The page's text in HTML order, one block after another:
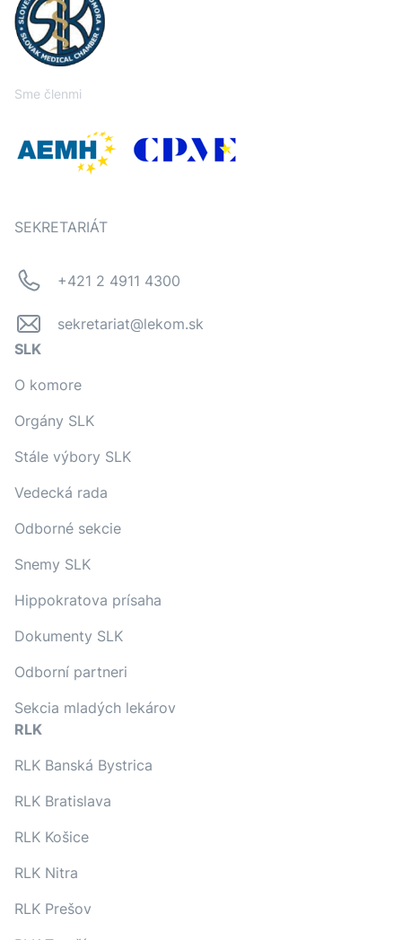
Sme členmi
SEKRETARIÁT
+421 2 4911 4300
sekretariat@lekom.sk
SLK
O komore
Orgány SLK
Stále výbory SLK
Vedecká rada
Odborné sekcie
Snemy SLK
Hippokratova prísaha
Dokumenty SLK
Odborní partneri
Sekcia mladých lekárov
RLK
RLK Banská Bystrica
RLK Bratislava
RLK Košice
RLK Nitra
RLK Prešov